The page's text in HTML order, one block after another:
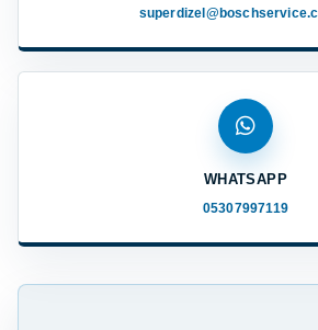
WHATSAPP
05307997119